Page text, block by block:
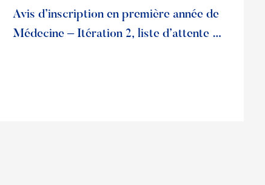
Avis d’inscription en première année de
Médecine – Itération 2, liste d’attente 1 |